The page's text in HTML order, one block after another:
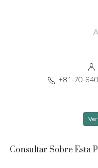
+81-70-
Consultar Sobre Esta